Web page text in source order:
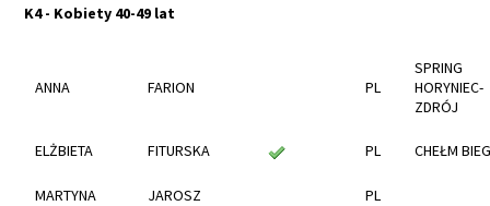
K4 - Kobiety 40-49 lat
ANNA FARION PL
SPRING
HORYNIEC-
ZDRÓJ
ELŻBIETA FITURSKA PL CHEŁM
MARTYNA JAROSZ PL